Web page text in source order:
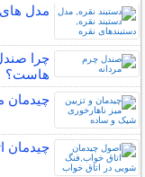
مدل
چرا
هاست؟
چیدمان
چیدمان